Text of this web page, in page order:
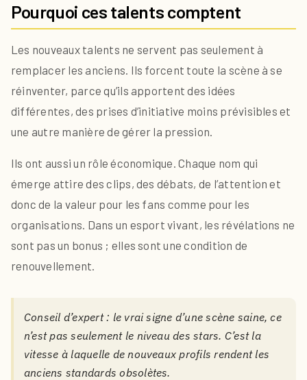
Pourquoi ces talents comptent
Les nouveaux talents ne servent pas seulement à
remplacer les anciens. Ils forcent toute la scène à se
réinventer, parce qu’ils apportent des idées
différentes, des prises d’initiative moins prévisibles et
une autre manière de gérer la pression.
Ils ont aussi un rôle économique. Chaque nom qui
émerge attire des clips, des débats, de l’attention et
donc de la valeur pour les fans comme pour les
organisations. Dans un esport vivant, les révélations ne
sont pas un bonus ; elles sont une condition de
renouvellement.
Conseil d’expert : le vrai signe d’une scène saine, ce
n’est pas seulement le niveau des stars. C’est la
vitesse à laquelle de nouveaux profils rendent les
anciens standards obsolètes.